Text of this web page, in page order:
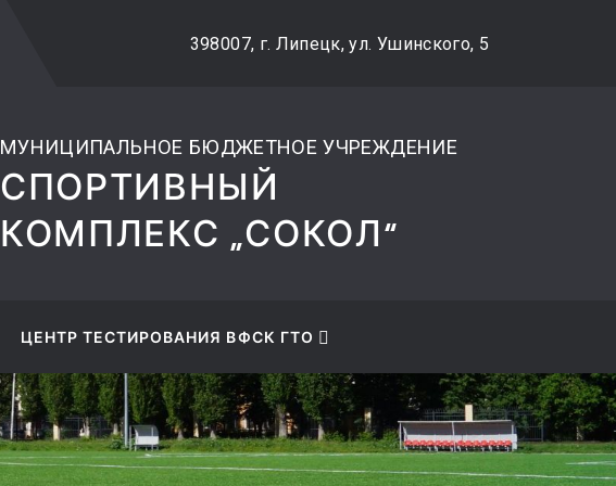
ВЕРСИЯ САЙТА ДЛЯ
СЛАБОВИДЯЩИХ
398007, г. Липецк, ул. Ушинского, 5
МУНИЦИПАЛЬНОЕ БЮДЖЕТНОЕ УЧРЕЖДЕНИЕ
СПОРТИВНЫЙ
КОМПЛЕКС „СОКОЛ“
ЦЕНТР ТЕСТИРОВАНИЯ ВФСК ГТО